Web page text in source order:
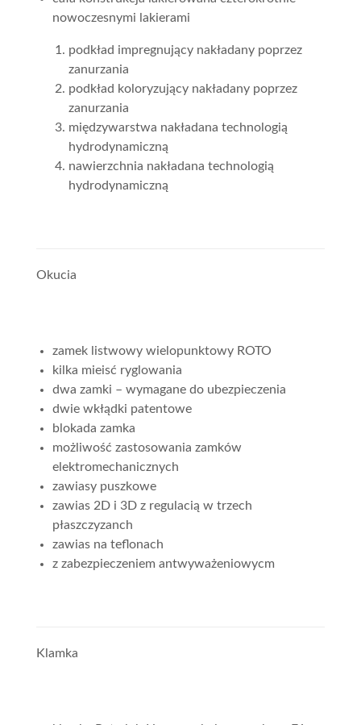
nowoczesnymi lakierami
podkład impregnujący nakładany poprzez
zanurzania
podkład koloryzujący nakładany poprzez
zanurzania
międzywarstwa nakładana technologią
hydrodynamiczną
nawierzchnia nakładana technologią
hydrodynamiczną
Okucia
zamek listwowy wielopunktowy ROTO
kilka mieisć ryglowania
dwa zamki – wymagane do ubezpieczenia
dwie wkłądki patentowe
blokada zamka
możliwość zastosowania zamków
elektromechanicznych
zawiasy puszkowe
zawias 2D i 3D z regulacią w trzech
płaszczyzanch
zawias na teflonach
z zabezpieczeniem antwyważeniowycm
Klamka